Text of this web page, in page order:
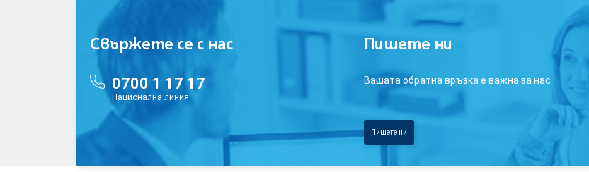
Свържете се с нас
0700 1 17 17
Национална линия
Пишете ни
Вашата обратна връзка е важна за нас
Пишете ни